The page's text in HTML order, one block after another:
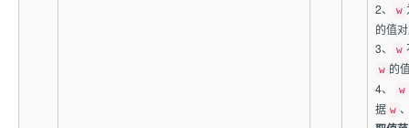
2、
w
的值
3、
w
w 的
4、
w
据 w